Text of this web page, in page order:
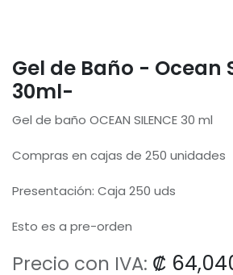
Gel de Baño - Ocean
30ml-
Gel de baño OCEAN SILENCE 30 ml
Compras en cajas de 250 unidades
Presentación: Caja 250 uds
Esto es a pre-orden
Precio con IVA: ₡